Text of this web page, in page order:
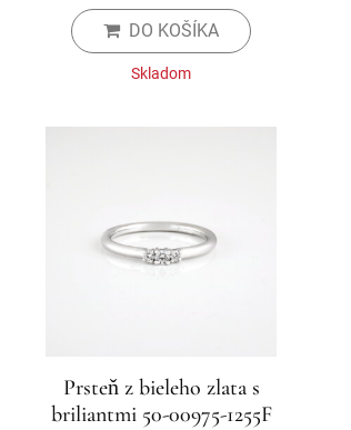
DO KOŠÍKA
Skladom
Prsteň z bieleho zlata s
briliantmi 50-00975-1255F